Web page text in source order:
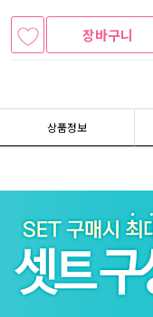
장바구니
상품정보